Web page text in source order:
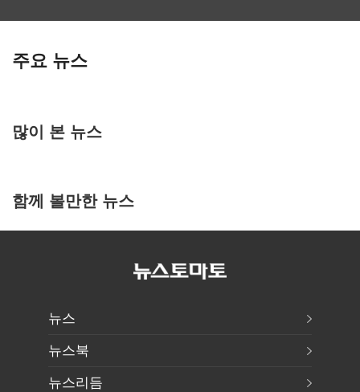
주요 뉴스
많이 본 뉴스
함께 볼만한 뉴스
뉴스
뉴스북
뉴스리듬